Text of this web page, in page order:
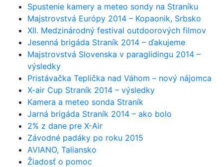
Spustenie kamery a meteo sondy na Straníku
Majstrovstvá Európy 2014 – Kopaonik, Srbsko
XII. Medzinárodný festival outdoorových filmov
Jesenná brigáda Straník 2014 – ďakujeme
Majstrovstvá Slovenska v paraglidingu 2014 –
výsledky
Pristávačka Teplička nad Váhom – nový nájomca
X-air Cup Straník 2014 – výsledky
Kamera a meteo sonda Straník
Jarná brigáda Straník 2014 – ako bolo
2% z dane pre X-Air
Závodné padáky po roku 2015
AVIANO, Taliansko
Žiadosť o pomoc